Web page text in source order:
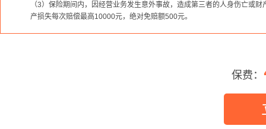
（3）保险期间内，因经营业务发生意外事故，造成第三者的人身伤亡或
产损失每次赔偿最高10000元，绝对免赔额500元。
保费：